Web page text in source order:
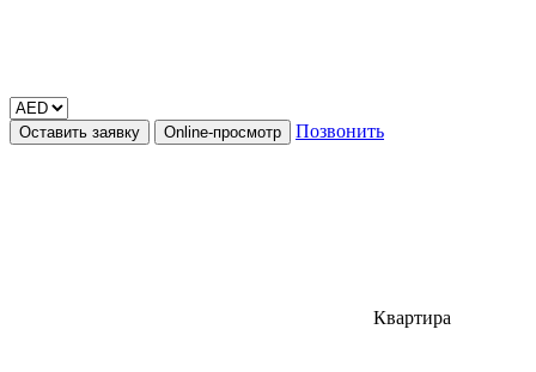
Оставить заявку Online-просмотр Позвонить
Квартира